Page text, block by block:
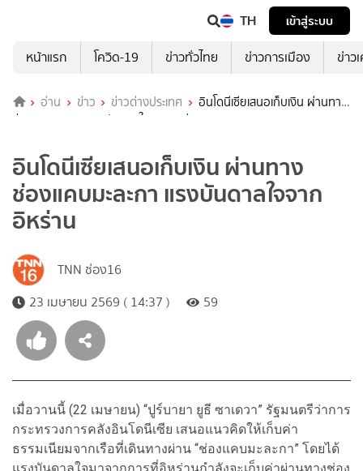
TH
เข้าสู่ระบบ
หน้าแรก
โควิด-19 ข่าวทั่วไทย ข่าวการเมือง ข่าว
อ่าน ข่าว ข่าวต่างประเทศ
อินโดนีเซียเสนอเก็บเงิน ผ่านทาง
ช่องแคบมะละกา แรงบันดาลใจจากอิหร่าน
อินโดนีเซียเสนอเก็บเงิน ผ่านทาง
ช่องแคบมะละกา แรงบันดาลใจจาก
อิหร่าน
TNN ช่อง16
23 เมษายน 2569 ( 14:37 )
59
เมื่อวานนี้ (22 เมษายน) “ปูร์บายา ยูธี ซาเดวา” รัฐมนตรีว่าการ
กระทรวงการคลังอินโดนีเซีย เสนอแนวคิดให้เก็บค่า
ธรรมเนียมจากเรือที่เดินทางผ่าน “ช่องแคบมะละกา” โดยได้